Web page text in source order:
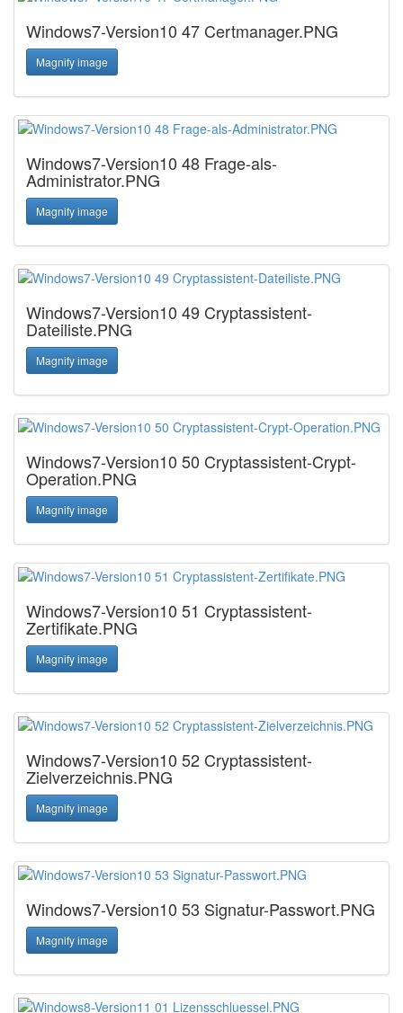
Windows7-Version10 47 Certmanager.PNG
Magnify image
Windows7-Version10 48 Frage-als-
Administrator.PNG
Magnify image
Windows7-Version10 49 Cryptassistent-
Dateiliste.PNG
Magnify image
Windows7-Version10 50 Cryptassistent-Crypt-
Operation.PNG
Magnify image
Windows7-Version10 51 Cryptassistent-
Zertifikate.PNG
Magnify image
Windows7-Version10 52 Cryptassistent-
Zielverzeichnis.PNG
Magnify image
Windows7-Version10 53 Signatur-Passwort.PNG
Magnify image